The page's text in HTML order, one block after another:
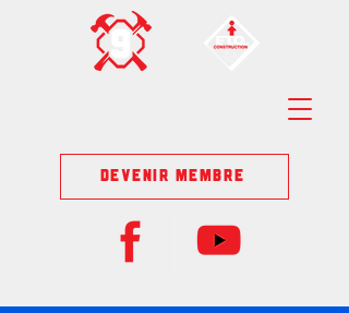
DEVENIR MEMBRE